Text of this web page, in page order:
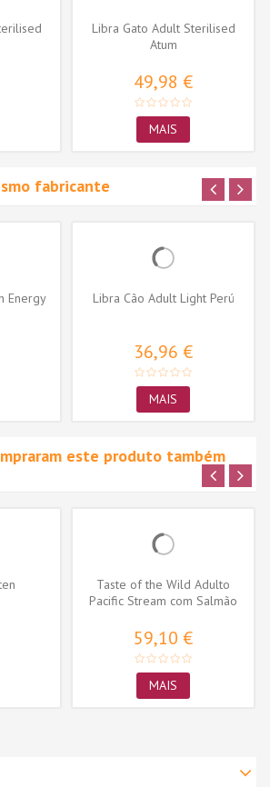
Libra Gato Adult Sterilised
Atum
49,98 €
MAIS
fabricante
Energy Libra Cão Adult Light Perú
36,96 €
MAIS
este produto também
Taste of the Wild Adulto
Pacific Stream com Salmão
59,10 €
MAIS